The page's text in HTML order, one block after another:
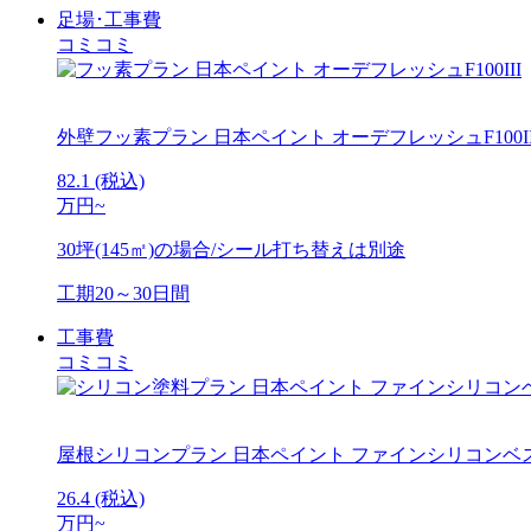
足場･工事費
コミコミ
外壁フッ素プラン 日本ペイント オーデフレッシュ
82.1 (税込)
万円~
30坪(145㎡)の場合/シール打ち替えは別途
工期20～30日間
工事費
コミコミ
屋根シリコンプラン 日本ペイント ファインシリコンベ
26.4 (税込)
万円~